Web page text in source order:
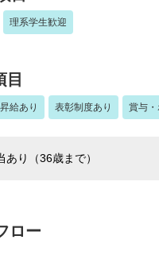
理系学生歓迎
昇給あり 表彰制度あり 賞与・
あり（36歳まで）
ロー